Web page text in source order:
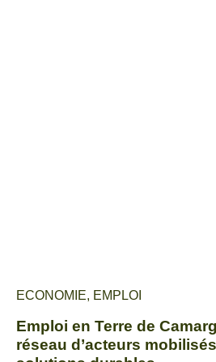
ECONOMIE, EMPLOI
Emploi en Terre de
réseau d’acteurs